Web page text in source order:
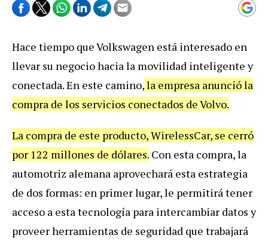
Hace tiempo que Volkswagen está interesado en
llevar su negocio hacia la movilidad inteligente y
conectada. En este camino,la empresa anunció la
compra de los servicios conectados de Volvo.
La compra de este producto, WirelessCar, se cerró
por 122 millones de dólares. Con esta compra, la
automotriz alemana aprovechará esta estrategia
de dos formas: en primer lugar, le permitirá tener
acceso a esta tecnología para intercambiar datos y
proveer herramientas de seguridad que trabajará